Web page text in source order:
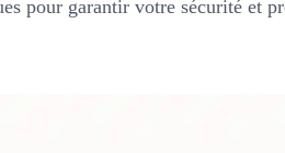
pour garantir votre sécurité et